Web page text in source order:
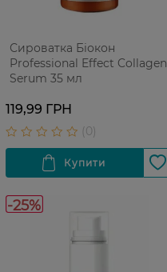
Сироватка Біокон
Professional Effect Collagen
Serum 35 мл
119,99 ГРН
-25%